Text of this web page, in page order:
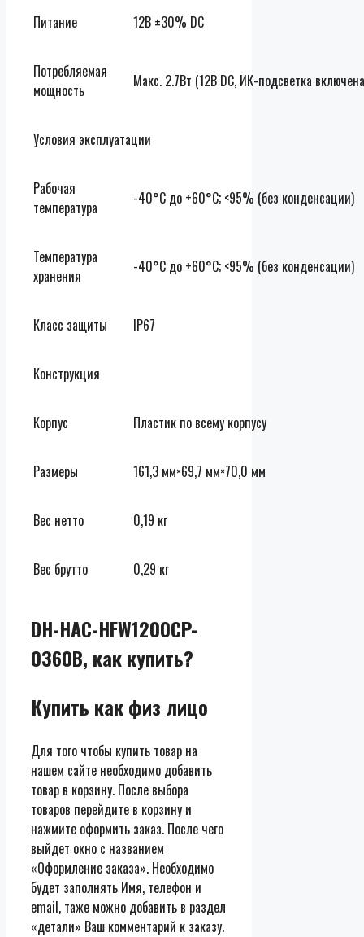
Питание 12В ±30% DC
Потребляемая
мощность
Макс. 2.7Вт (12В DC, ИК-подсветка
Условия эксплуатации
Рабочая
температура
-40°C до +60°С; <95% (без конденсации)
Температура
хранения
-40°C до +60°С; <95% (без конденсации)
Класс защиты IP67
Конструкция
Корпус Пластик по всему корпусу
Размеры 161,3 мм×69,7 мм×70,0 мм
Вес нетто 0,19 кг
Вес брутто 0,29 кг
DH-HAC-HFW1200CP-
0360B, как купить?
Купить как физ лицо
Для того чтобы купить товар на
нашем сайте необходимо добавить
товар в корзину. После выбора
товаров перейдите в корзину и
нажмите оформить заказ. После чего
выйдет окно с названием
«Оформление заказа». Необходимо
будет заполнять Имя, телефон и
email, таже можно добавить в раздел
«детали» Ваш комментарий к заказу.